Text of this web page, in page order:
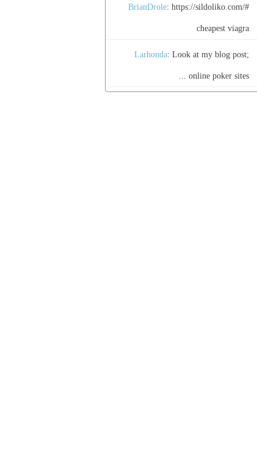
BrianDrole: https://sildoliko.com/#
cheapest viagra
Larhonda: Look at my blog post;
online poker sites ...